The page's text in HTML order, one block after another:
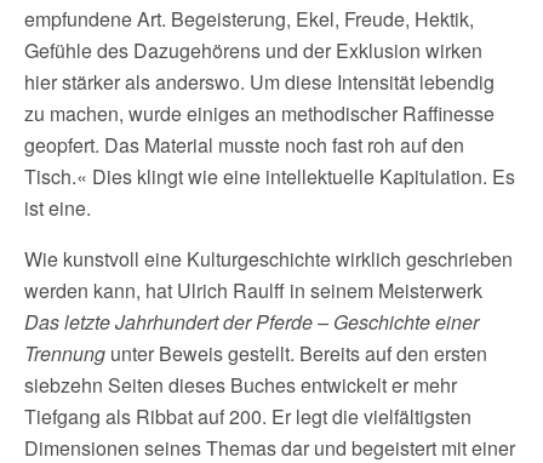
empfundene Art. Begeisterung, Ekel, Freude, Hektik,
Gefühle des Dazugehörens und der Exklusion wirken
hier stärker als anderswo. Um diese Intensität lebendig
zu machen, wurde einiges an methodischer Raffinesse
geopfert. Das Material musste noch fast roh auf den
Tisch.« Dies klingt wie eine intellektuelle Kapitulation. Es
ist eine.
Wie kunstvoll eine Kulturgeschichte wirklich geschrieben
werden kann, hat Ulrich Raulff in seinem Meisterwerk
Das letzte Jahrhundert der Pferde – Geschichte einer
Trennung unter Beweis gestellt. Bereits auf den ersten
siebzehn Seiten dieses Buches entwickelt er mehr
Tiefgang als Ribbat auf 200. Er legt die vielfältigsten
Dimensionen seines Themas dar und begeistert mit einer